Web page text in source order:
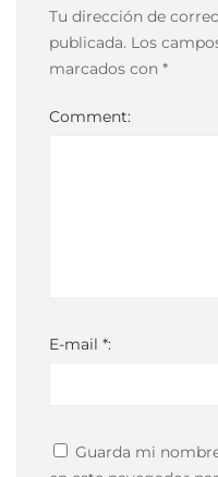
03:00
Tu dirección de
publicada. Los
marcados con *
Comment:
E-mail *:
Guarda mi